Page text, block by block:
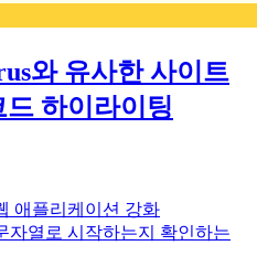
와 유사한 사이트
하이라이팅
애플리케이션 강화
자열로 시작하는지 확인하는